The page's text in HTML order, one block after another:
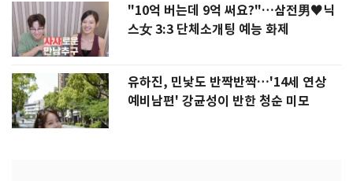
"10억 버는데 9억 써요?"…삼전男♥닉
스女 3:3 단체소개팅 예능 화제
유하진, 민낯도 반짝반짝…'14세 연상
예비남편' 강균성이 반한 청순 미모